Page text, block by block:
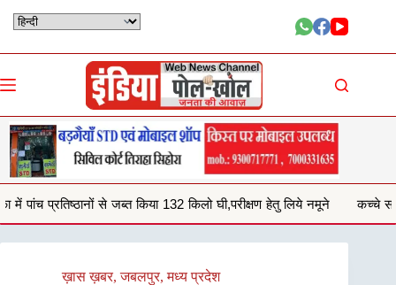
132 किलो घी,परीक्षण हेतु लिये नमूने कच्चे सड़क से आवागमन करना हो रहा
ख़ास ख़बर,जबलपुर,मध्य प्रदेश